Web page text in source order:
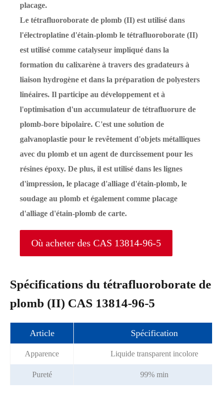
placage.
Le tétrafluoroborate de plomb (II) est utilisé dans
l'électroplatine d'étain-plomb le tétrafluoroborate (II)
est utilisé comme catalyseur impliqué dans la
formation du calixarène à travers des gradateurs à
liaison hydrogène et dans la préparation de polyesters
linéaires. Il participe au développement et à
l'optimisation d'un accumulateur de tétrafluorure de
plomb-bore bipolaire. C'est une solution de
galvanoplastie pour le revêtement d'objets métalliques
avec du plomb et un agent de durcissement pour les
résines époxy. De plus, il est utilisé dans les lignes
d'impression, le placage d'alliage d'étain-plomb, le
soudage au plomb et également comme placage
d'alliage d'étain-plomb de carte.
Où acheter des CAS 13814-96-5
Spécifications du tétrafluoroborate de
plomb (II) CAS 13814-96-5
Article Spécification
Apparence Liquide transparent incolore
Pureté 99% min